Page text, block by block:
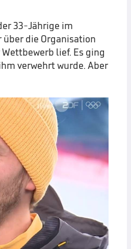
33-Jährige im
die Organisation
lief. Es ging
verwehrt wurde. Aber